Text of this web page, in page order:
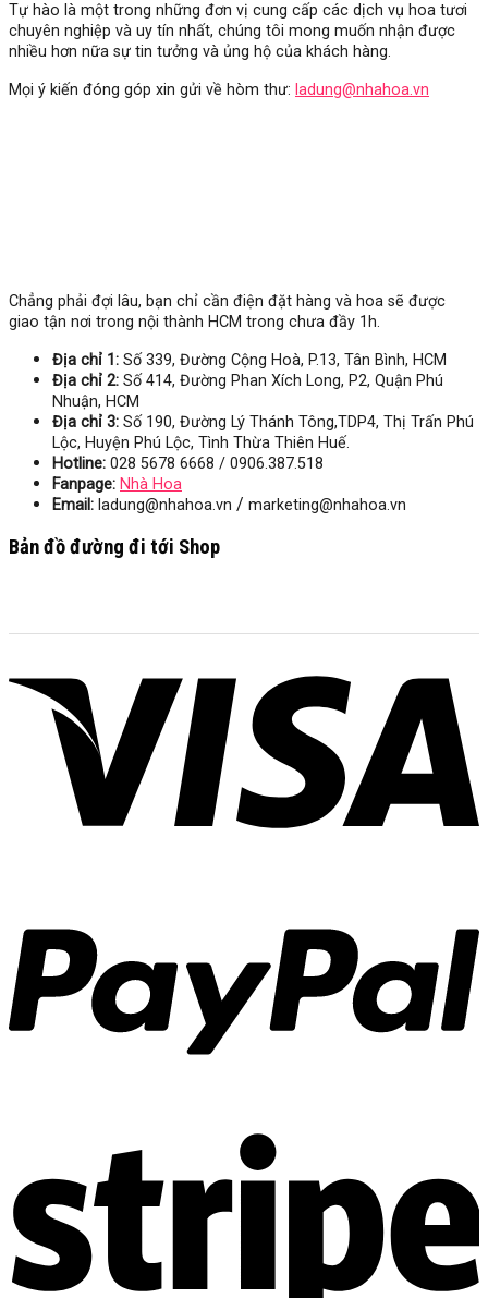
Tự hào là một trong những đơn vị cung cấp các dịch vụ hoa tươi
chuyên nghiệp và uy tín nhất, chúng tôi mong muốn nhận được
nhiều hơn nữa sự tin tưởng và ủng hộ của khách hàng.
Mọi ý kiến đóng góp xin gửi về hòm thư: ladung@nhahoa.vn
Chẳng phải đợi lâu, bạn chỉ cần điện đặt hàng và hoa sẽ được
giao tận nơi trong nội thành HCM trong chưa đầy 1h.
Địa chỉ 1: Số 339, Đường Cộng Hoà, P.13, Tân Bình, HCM
Địa chỉ 2: Số 414, Đường Phan Xích Long, P2, Quận Phú
Nhuận, HCM
Địa chỉ 3: Số 190, Đường Lý Thánh Tông,TDP4, Thị Trấn Phú
Lộc, Huyện Phú Lộc, Tình Thừa Thiên Huế.
Hotline: 028 5678 6668 / 0906.387.518
Fanpage: Nhà Hoa
Email: ladung@nhahoa.vn / marketing@nhahoa.vn
Bản đồ đường đi tới Shop